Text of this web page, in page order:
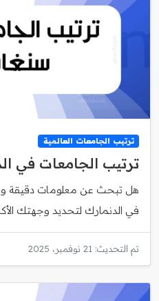
ترتيب الجامعات العالمية
ترتيب الجامعات في
هل تبحث عن معلومات دقيقة
في الدنمارك لتحديد وجهتك
تم التحديث: 21 نوفمبر، 2025